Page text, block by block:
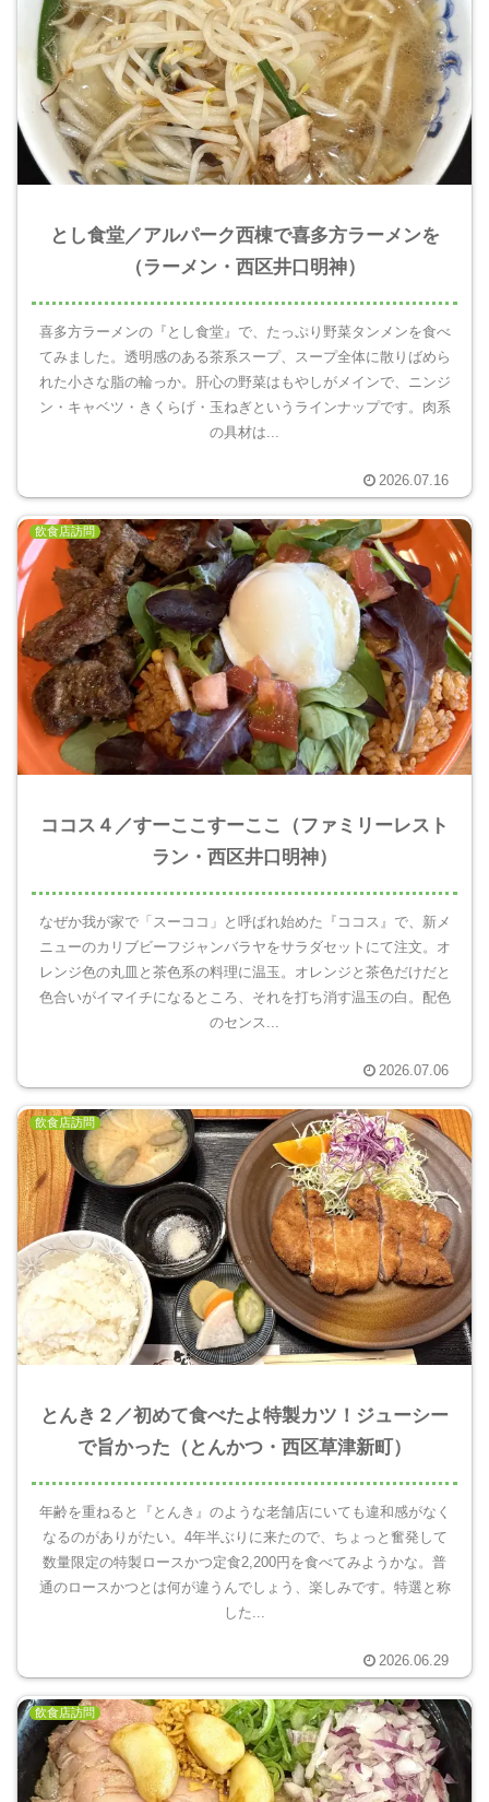
とし食堂／アルパーク西棟で喜多方ラーメンを
（ラーメン・西区井口明神）
喜多方ラーメンの『とし食堂』で、たっぷり野菜タンメンを食べ
てみました。透明感のある茶系スープ、スープ全体に散りばめら
れた小さな脂の輪っか。肝心の野菜はもやしがメインで、ニンジ
ン・キャベツ・きくらげ・玉ねぎというラインナップです。肉系
の具材は...
2026.07.16
飲食店訪問
ココス４／すーここすーここ（ファミリーレスト
ラン・西区井口明神）
なぜか我が家で「スーココ」と呼ばれ始めた『ココス』で、新メ
ニューのカリブビーフジャンバラヤをサラダセットにて注文。オ
レンジ色の丸皿と茶色系の料理に温玉。オレンジと茶色だけだと
色合いがイマイチになるところ、それを打ち消す温玉の白。配色
のセンス...
2026.07.06
飲食店訪問
とんき２／初めて食べたよ特製カツ！ジューシー
で旨かった（とんかつ・西区草津新町）
年齢を重ねると『とんき』のような老舗店にいても違和感がなく
なるのがありがたい。4年半ぶりに来たので、ちょっと奮発して
数量限定の特製ロースかつ定食2,200円を食べてみようかな。普
通のロースかつとは何が違うんでしょう、楽しみです。特選と称
した...
2026.06.29
飲食店訪問